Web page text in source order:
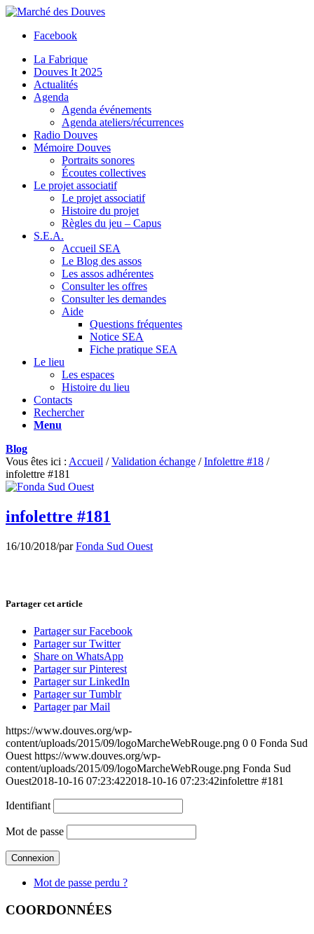
Facebook
La Fabrique
Douves It 2025
Actualités
Agenda
Agenda événements
Agenda ateliers/récurrences
Radio Douves
Mémoire Douves
Portraits sonores
Écoutes collectives
Le projet associatif
Le projet associatif
Histoire du projet
Règles du jeu – Capus
S.E.A.
Accueil SEA
Le Blog des assos
Les assos adhérentes
Consulter les offres
Consulter les demandes
Aide
Questions fréquentes
Notice SEA
Fiche pratique SEA
Le lieu
Les espaces
Histoire du lieu
Contacts
Rechercher
Menu
Blog
Vous êtes ici : Accueil / Validation échange / Infolettre #18 /
infolettre #181
infolettre #181
16/10/2018/parFonda Sud Ouest
Partager cet article
Partager sur Facebook
Partager sur Twitter
Share on WhatsApp
Partager sur Pinterest
Partager sur LinkedIn
Partager sur Tumblr
Partager par Mail
https://www.douves.org/wp-
content/uploads/2015/09/logoMarcheWebRouge.png 0 0 Fonda Sud
Ouest https://www.douves.org/wp-
content/uploads/2015/09/logoMarcheWebRouge.png Fonda Sud
Ouest2018-10-16 07:23:422018-10-16 07:23:42infolettre #181
Identifiant
Mot de passe
Mot de passe perdu ?
COORDONNÉES